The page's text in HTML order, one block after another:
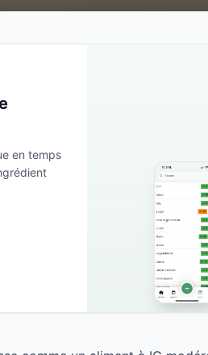
en temps